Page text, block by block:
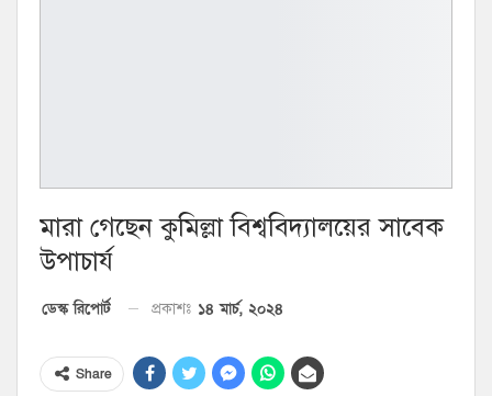
মারা গেছেন কুমিল্লা বিশ্ববিদ্যালয়ের সাবেক
উপাচার্য
ডেস্ক রিপোর্ট প্রকাশঃ ১৪ মার্চ, ২০২৪
Share